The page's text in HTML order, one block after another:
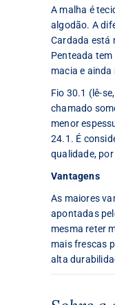
A malha é
algodão. A
Cardada está
Penteada
macia e
Fio 30.1 (lê-
chamado
menor
24.1. É
qualidade,
Vantagens
As maiores
apontadas
mesma reter
mais frescas
alta